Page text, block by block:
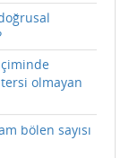
olmayan
bölen sayısı